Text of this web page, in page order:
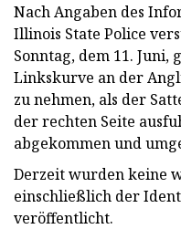
Nach Angaben des
Illinois State Police
Sonntag, dem 11. Juni,
Linkskurve an der
zu nehmen, als der
der rechten Seite
abgekommen und
Derzeit wurden keine
einschließlich der
veröffentlicht.